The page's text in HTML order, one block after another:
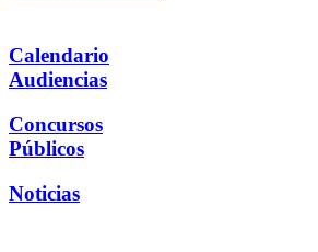
Calendario
Audiencias
Concursos
Públicos
Noticias